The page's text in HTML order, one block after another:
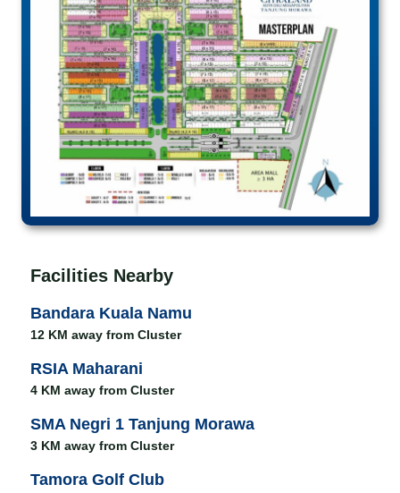
Facilities Nearby
Bandara Kuala Namu
12 KM away from Cluster
RSIA Maharani
4 KM away from Cluster
SMA Negri 1 Tanjung Morawa
3 KM away from Cluster
Tamora Golf Club